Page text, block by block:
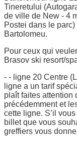
Tineretului
de ville de New - 4
Postei dans le
Bartolomeu.
Pour ceux qui
Brasov ski resort/
- - ligne 20 Centre
ligne a un tarif
plaît faites attention
précédemment et
cette ligne. S’il
billet que vous
greffiers vous